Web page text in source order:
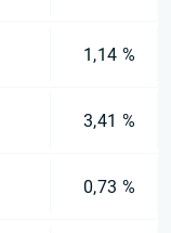
1,14 %
3,41 %
0,73 %